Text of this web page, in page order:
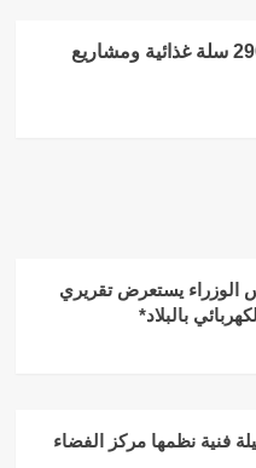
السودان -أخبار الساعة :توزيع 2900 سلة غذائية ومشاريع
الوزراء يستعرض تقريري
بالبلاد*
فنية نظمها مركز الفضاء